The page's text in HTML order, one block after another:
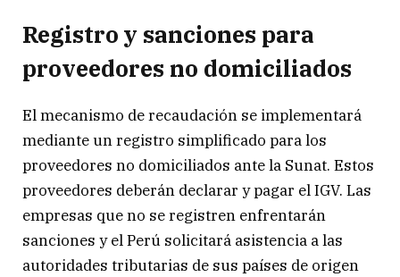
Registro y sanciones para
proveedores no domiciliados
El mecanismo de recaudación se implementará
mediante un registro simplificado para los
proveedores no domiciliados ante la Sunat. Estos
proveedores deberán declarar y pagar el IGV. Las
empresas que no se registren enfrentarán
sanciones y el Perú solicitará asistencia a las
autoridades tributarias de sus países de origen